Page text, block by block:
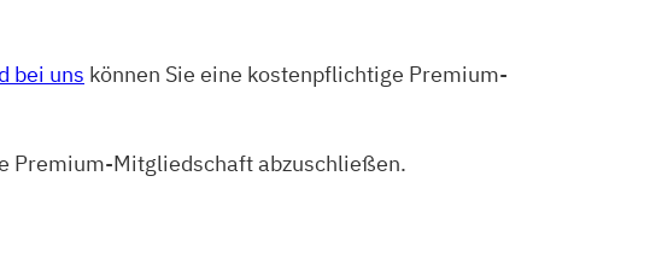
bei uns können Sie eine kostenpflichtige Premium-
Premium-Mitgliedschaft abzuschließen.